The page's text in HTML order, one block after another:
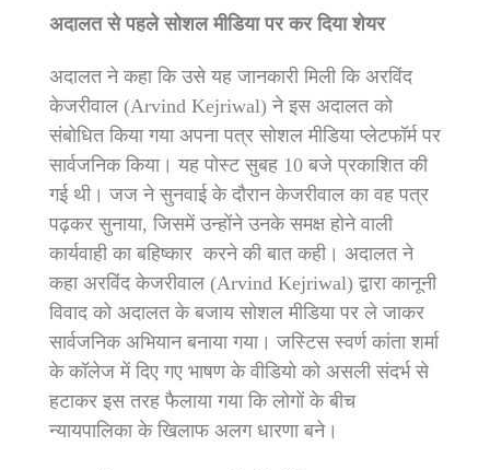
अदालत से पहले सोशल मीडिया पर कर दिया शेयर
अदालत ने कहा कि उसे यह जानकारी मिली कि अरविंद
केजरीवाल (Arvind Kejriwal) ने इस अदालत को
संबोधित किया गया अपना पत्र सोशल मीडिया प्लेटफॉर्म पर
सार्वजनिक किया। यह पोस्ट सुबह 10 बजे प्रकाशित की
गई थी। जज ने सुनवाई के दौरान केजरीवाल का वह पत्र
पढ़कर सुनाया, जिसमें उन्होंने उनके समक्ष होने वाली
कार्यवाही का बहिष्कार करने की बात कही। अदालत ने
कहा अरविंद केजरीवाल (Arvind Kejriwal) द्वारा कानूनी
विवाद को अदालत के बजाय सोशल मीडिया पर ले जाकर
सार्वजनिक अभियान बनाया गया। जस्टिस स्वर्ण कांता शर्मा
के कॉलेज में दिए गए भाषण के वीडियो को असली संदर्भ से
हटाकर इस तरह फैलाया गया कि लोगों के बीच
न्यायपालिका के खिलाफ अलग धारणा बने।